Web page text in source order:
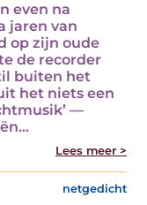
even na
jaren van
op zijn oude
de recorder
buiten het
het niets een
—
Lees meer >
netgedicht